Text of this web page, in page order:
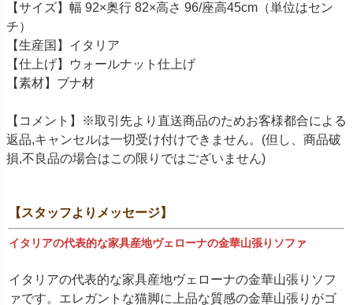
【サイズ】幅 92×奥行 82×高さ 96/座高45cm（単位はセン
チ）
【生産国】イタリア
【仕上げ】ウォールナット仕上げ
【素材】ブナ材
【コメント】※取引先より直送商品のためお客様都合による
返品,キャンセルは一切受け付けできません。(但し、商品破
損,不良品の場合はこの限りではございません)
【スタッフよりメッセージ】
イタリアの代表的な家具産地ヴェローナの金華山張りソファ
イタリアの代表的な家具産地ヴェローナの金華山張りソフ
ァです。エレガントな猫脚に上品な質感の金華山張りがゴ